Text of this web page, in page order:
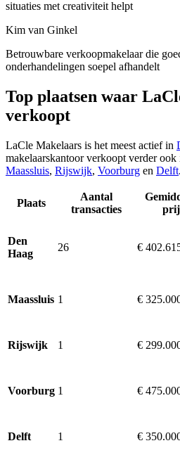
situaties met creativiteit helpt
Kim van Ginkel
Betrouwbare verkoopmakelaar die
onderhandelingen soepel afhandelt
Top plaatsen waar
verkoopt
LaCle Makelaars is het meest actief in
makelaarskantoor verkoopt verder ook
Maassluis, Rijswijk, Voorburg en Delft.
Plaats
Aantal
transacties
Den
Haag
26 €
Maassluis 1 €
Rijswijk 1 €
Voorburg 1 €
Delft 1 €